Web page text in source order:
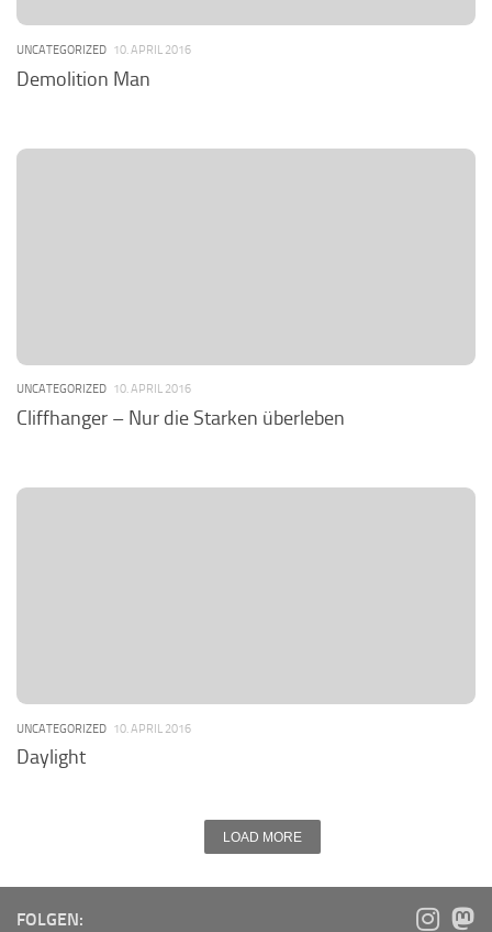
UNCATEGORIZED 10. APRIL 2016
Demolition Man
UNCATEGORIZED 10. APRIL 2016
Cliffhanger – Nur die Starken überleben
UNCATEGORIZED 10. APRIL 2016
Daylight
LOAD MORE
FOLGEN: